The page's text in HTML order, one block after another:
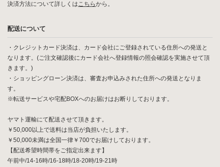
決済方法について詳しくはこちらから。
配送について
・クレジットカード決済は、カード会社にご登録されている住所への発送と
なります。(ご注文確認後にカード会社へ登録情報の照会確認を実施させて頂
きます。)
・ショッピングローン決済は、審査お申込みされた住所への発送となりま
す。
※転送サービスや宅配BOXへのお届けはお断りしております。
ヤマト運輸にて配送させて頂きます。
￥50,000以上で送料は当店が負担いたします。
￥50,000未満は全国一律￥700でお届けしております。
【配送希望時間帯をご指定出来ます】
午前中/14-16時/16-18時/18-20時/19-21時